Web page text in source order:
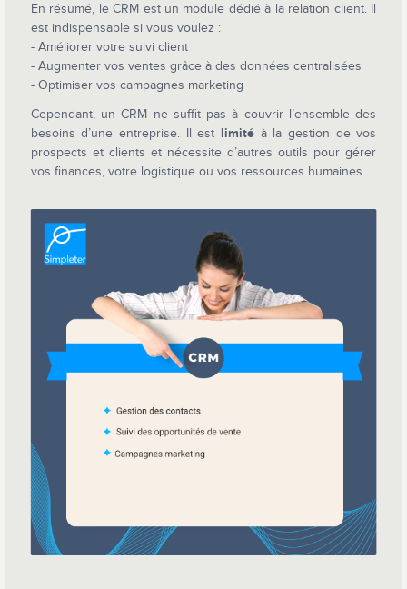
En résumé, le CRM est un module dédié à la relation client. Il
est indispensable si vous voulez :
- Améliorer votre suivi client
- Augmenter vos ventes grâce à des données centralisées
- Optimiser vos campagnes marketing
Cependant, un CRM ne suffit pas à couvrir l’ensemble des
besoins d’une entreprise. Il est limité à la gestion de vos
prospects et clients et nécessite d’autres outils pour gérer
vos finances, votre logistique ou vos ressources humaines.